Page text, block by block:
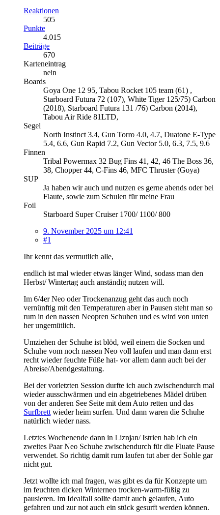
Reaktionen
505
Punkte
4.015
Beiträge
670
Karteneintrag
nein
Boards
Goya One 12 95, Tabou Rocket 105 team (61) ,
Starboard Futura 72 (107), White Tiger 125/75) Carbon
(2018), Starboard Futura 131 /76) Carbon (2014),
Tabou Air Ride 81LTD,
Segel
North Instinct 3.4, Gun Torro 4.0, 4.7, Duatone E-Type
5.4, 6.6, Gun Rapid 7.2, Gun Vector 5.0, 6.3, 7.5, 9.6
Finnen
Tribal Powermax 32 Bug Fins 41, 42, 46 The Boss 36,
38, Chopper 44, C-Fins 46, MFC Thruster (Goya)
SUP
Ja haben wir auch und nutzen es gerne abends oder bei
Flaute, sowie zum Schulen für meine Frau
Foil
Starboard Super Cruiser 1700/ 1100/ 800
9. November 2025 um 12:41
#1
Ihr kennt das vermutlich alle,
endlich ist mal wieder etwas länger Wind, sodass man den
Herbst/ Wintertag auch anständig nutzen will.
Im 6/4er Neo oder Trockenanzug geht das auch noch
vernünftig mit den Temperaturen aber in Pausen steht man so
rum in den nassen Neopren Schuhen und es wird von unten
her ungemütlich.
Umziehen der Schuhe ist blöd, weil einem die Socken und
Schuhe vom noch nassen Neo voll laufen und man dann erst
recht wieder feuchte Füße hat- vor allem dann auch bei der
Abreise/Abendgestaltung.
Bei der vorletzten Session durfte ich auch zwischendurch mal
wieder ausschwärmen und ein abgetriebenes Mädel drüben
von der anderen See Seite mit dem Auto retten und das
Surfbrett wieder heim surfen. Und dann waren die Schuhe
natürlich wieder nass.
Letztes Wochenende dann in Liznjan/ Istrien hab ich ein
zweites Paar Neo Schuhe zwischendurch für die Fluate Pause
verwendet. So richtig damit rum laufen tut aber der Sohle gar
nicht gut.
Jetzt wollte ich mal fragen, was gibt es da für Konzepte um
im feuchten dicken Winterneo trocken-warm-füßig zu
pausieren. Im Idealfall sollte damit auch gelaufen, Auto
gefahren und zur not auch ein stück gesurft werden können.